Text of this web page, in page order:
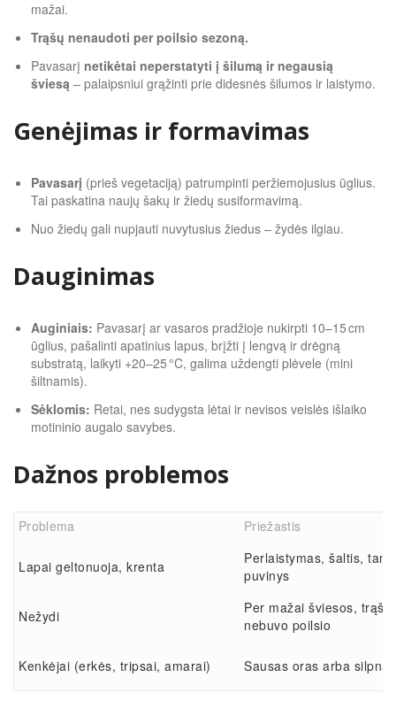
mažai.
Trąšų nenaudoti per poilsio sezoną.
Pavasarį netikėtai neperstatyti į šilumą ir negausią
šviesą – palaipsniui grąžinti prie didesnės šilumos ir laistymo.
Genėjimas ir formavimas
Pavasarį (prieš vegetaciją) patrumpinti peržiemojusius ūglius.
Tai paskatina naujų šakų ir žiedų susiformavimą.
Nuo žiedų gali nupjauti nuvytusius žiedus – žydės ilgiau.
Dauginimas
Auginiais: Pavasarį ar vasaros pradžioje nukirpti 10–15 cm
ūglius, pašalinti apatinius lapus, brįžti į lengvą ir drėgną
substratą, laikyti +20–25 °C, galima uždengti plėvele (mini
šiltnamis).
Sėklomis: Retai, nes sudygsta lėtai ir nevisos veislės išlaiko
motininio augalo savybes.
Dažnos problemos
Problema Priežastis
Lapai geltonuoja, krenta
Perlaistymas, šaltis,
puvinys
Nežydi
Per mažai šviesos, trąšų
nebuvo poilsio
Kenkėjai (erkės, tripsai, amarai) Sausas oras arba